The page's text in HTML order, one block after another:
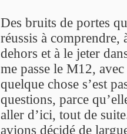
Des bruits de portes
réussis à comprendre,
dehors et à le jeter
me passe le M12,
quelque chose s’est
questions, parce
aller d’ici, tout de
avions décidé de